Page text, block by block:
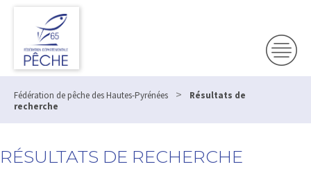
Fédération de pêche des Hautes-Pyrénées >
Résultats de
recherche
RÉSULTATS DE RECHERCHE